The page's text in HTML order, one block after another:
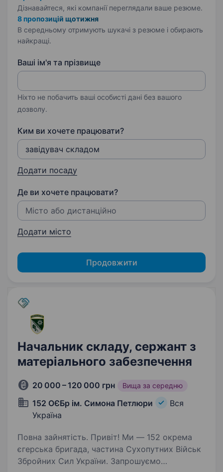
Дізнавайтеся, які компанії переглядали ваше резюме.
8 пропозицій щотижня
В середньому отримують шукачі з резюме і обирають
найкращі.
Ваші ім'я та прізвище
Ніхто не побачить ваші особисті дані без вашого
дозволу.
Ким ви хочете працювати?
Додати посаду
Де ви хочете працювати?
Додати місто
Продовжити
Начальник складу, сержант з
матеріального забезпечення
20 000 – 120 000 грн Вища за середню
152 ОЄБр ім. Симона Петлюри
Вся
Україна
Повна зайнятість. Привіт! Ми — 152 окрема
єгерська бригада, частина Сухопутних Військ
Збройних Сил України. Запрошуємо